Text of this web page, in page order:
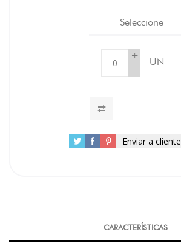
Seleccione
+
-
UN
Enviar a cliente
CARACTERÍSTICAS